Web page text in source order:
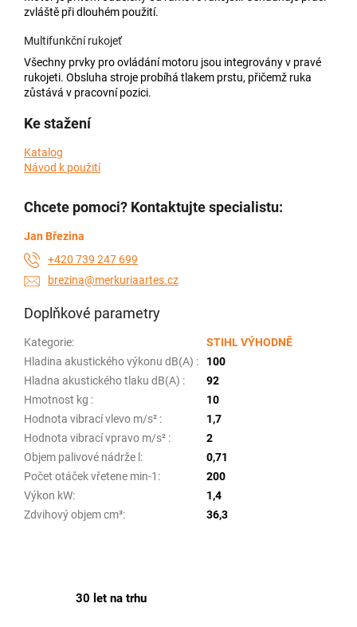
30 let na trhu
zvláště při dlouhém použití.
Multifunkční rukojeť
Všechny prvky pro ovládání motoru jsou integrovány v pravé
rukojeti. Obsluha stroje probíhá tlakem prstu, přičemž ruka
zůstává v pracovní pozici.
Ke stažení
Katalog
Návod k použití
Chcete pomoci? Kontaktujte specialistu:
Jan Březina
+420 739 247 699
brezina@merkuriaartes.cz
Doplňkové parametry
Kategorie:
STIHL VÝHODNĚ
Hladina akustického výkonu dB(A) :
100
Hladna akustického tlaku dB(A) :
92
Hmotnost kg :
10
Hodnota vibrací vlevo m/s² :
1,7
Hodnota vibrací vpravo m/s² :
2
Objem palivové nádrže l :
0,71
Počet otáček vřetene min-1 :
200
Výkon kW:
1,4
Zdvihový objem cm³: 36,3